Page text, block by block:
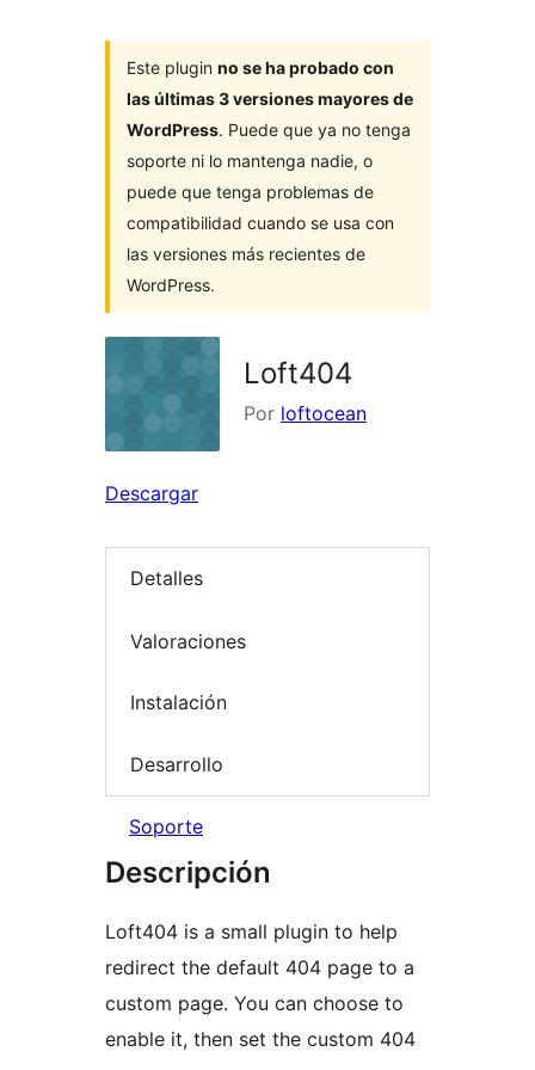
Este plugin no se ha probado con
las últimas 3 versiones mayores de
WordPress. Puede que ya no tenga
soporte ni lo mantenga nadie, o
puede que tenga problemas de
compatibilidad cuando se usa con
las versiones más recientes de
WordPress.
Loft404
Por loftocean
Descargar
Detalles
Valoraciones
Instalación
Desarrollo
Soporte
Descripción
Loft404 is a small plugin to help
redirect the default 404 page to a
custom page. You can choose to
enable it, then set the custom 404